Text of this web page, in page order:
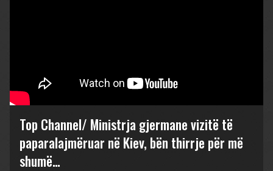
Top Channel/ Ministrja gjermane vizitë të
paparalajmëruar në Kiev, bën thirrje për më
shumë…